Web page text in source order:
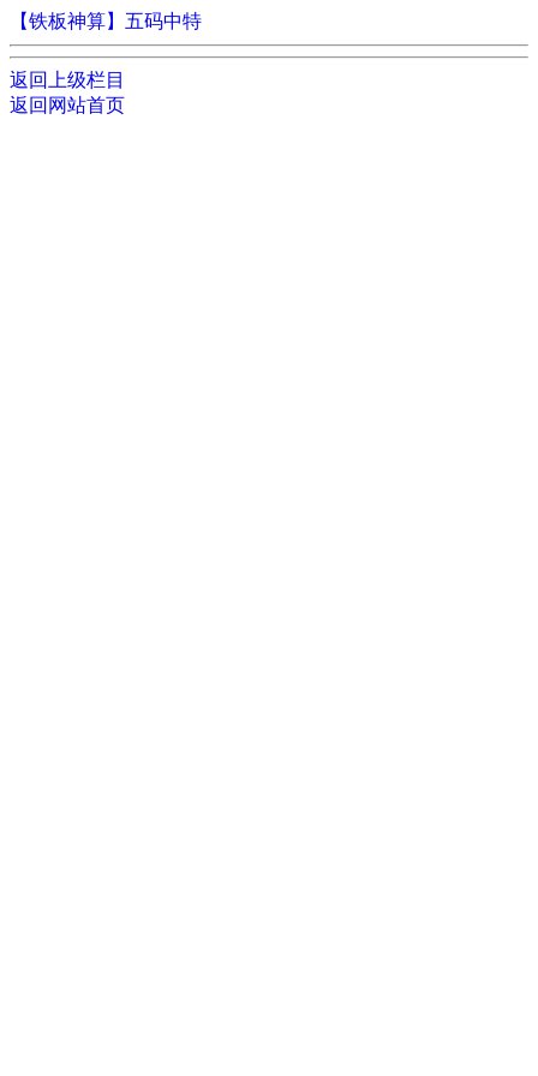
【铁板神算】五码中特
返回上级栏目
返回网站首页